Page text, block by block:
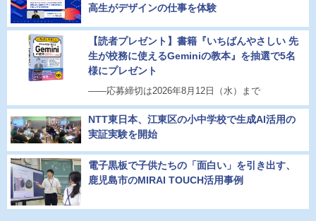
高生がデザインの仕事を体験
【読者プレゼント】書籍『いちばんやさしい 先
生が校務に使えるGeminiの教本』を抽選で5名
様にプレゼント
――応募締切は2026年8月12日（水）まで
NTT東日本、江東区の小中学校で生成AI活用の
実証実験を開始
電子黒板で子供たちの「面白い」を引き出す、
鹿児島市のMIRAI TOUCH活用事例